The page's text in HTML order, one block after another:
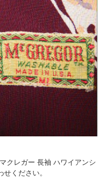
クレガー 長袖 ハワイアンシ
ください。